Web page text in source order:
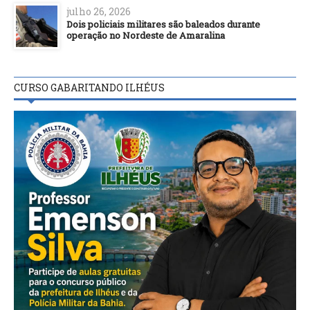
julho 26, 2026
Dois policiais militares são baleados durante
operação no Nordeste de Amaralina
CURSO GABARITANDO ILHÉUS